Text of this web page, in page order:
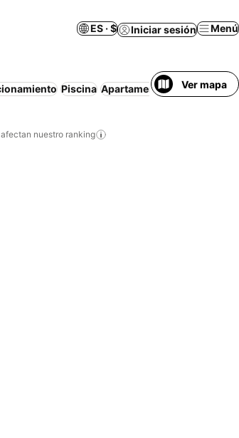
ES · $ Iniciar sesión Menú
Piscina Apartamento amueblado
Ver mapa
nuestro ranking
a favoritos
a favoritos